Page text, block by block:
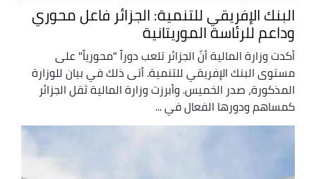
البنك الإفريقي للتنمية: الجزائر فاعل محوري
وداعم للرئاسة الموريتانية
أكدت وزارة المالية أنّ الجزائر تلعب دوراً "محورياً" على
مستوى البنك الإفريقي للتنمية. أتى ذلك في بيان للوزارة
المذكورة، صدر الخميس. وأبرزت وزارة المالية ثقل الجزائر
كمساهم ودورها الفعال في ...